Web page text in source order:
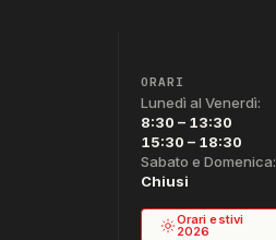
ORARI
Lunedì al Venerdì:
8:30 – 13:30
15:30 – 18:30
Sabato e Domenica:
Chiusi
Orari estivi
2026